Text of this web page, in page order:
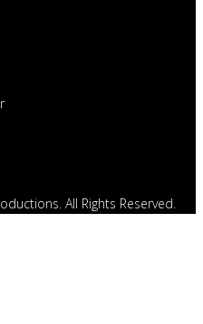
All Rights Reserved.